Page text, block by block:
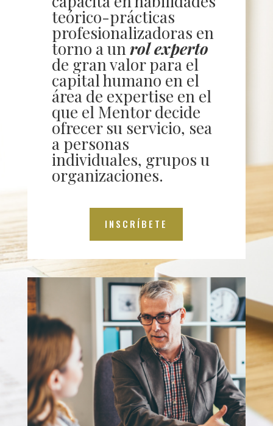
teórico-prácticas
profesionalizadoras en
torno a un rol experto
de gran valor para el
capital humano en el
área de expertise en el
que el Mentor decide
ofrecer su servicio, sea
a personas
individuales, grupos u
organizaciones.
INSCRÍBETE